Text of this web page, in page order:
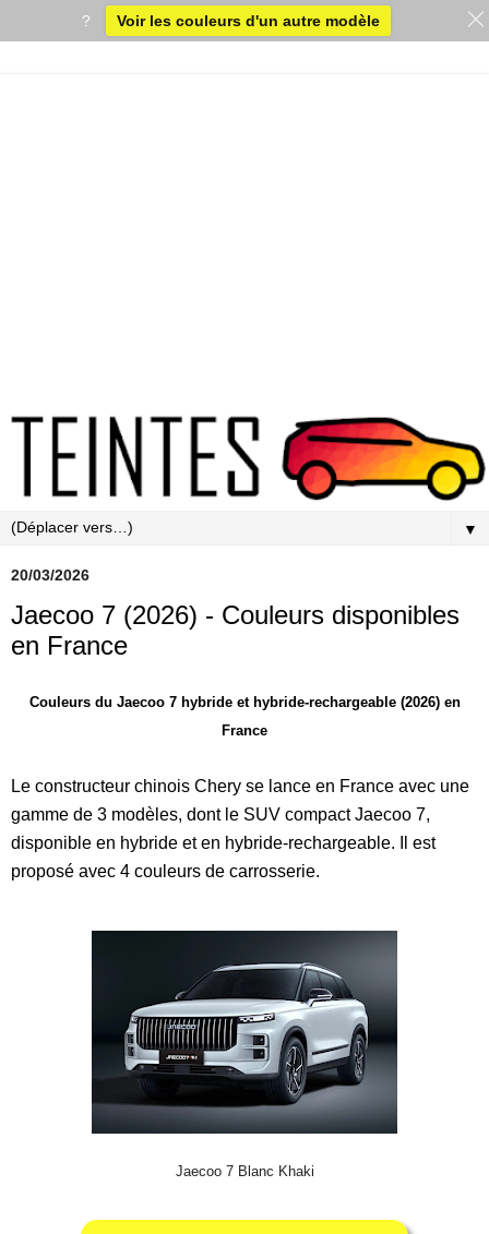
▼
20/03/2026
Jaecoo 7 (2026) - Couleurs disponibles
en France
Couleurs du Jaecoo 7 hybride et hybride-rechargeable (2026) en
France
Le constructeur chinois Chery se lance en France avec une
gamme de 3 modèles, dont le SUV compact Jaecoo 7,
disponible en hybride et en hybride-rechargeable. Il est
proposé avec 4 couleurs de carrosserie.
Jaecoo 7 Blanc Khaki
? Voir les couleurs d'un autre modèle